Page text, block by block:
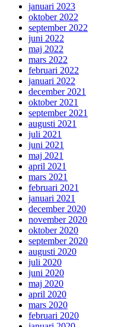
januari 2023
oktober 2022
september 2022
juni 2022
maj 2022
mars 2022
februari 2022
januari 2022
december 2021
oktober 2021
september 2021
augusti 2021
juli 2021
juni 2021
maj 2021
april 2021
mars 2021
februari 2021
januari 2021
december 2020
november 2020
oktober 2020
september 2020
augusti 2020
juli 2020
juni 2020
maj 2020
april 2020
mars 2020
februari 2020